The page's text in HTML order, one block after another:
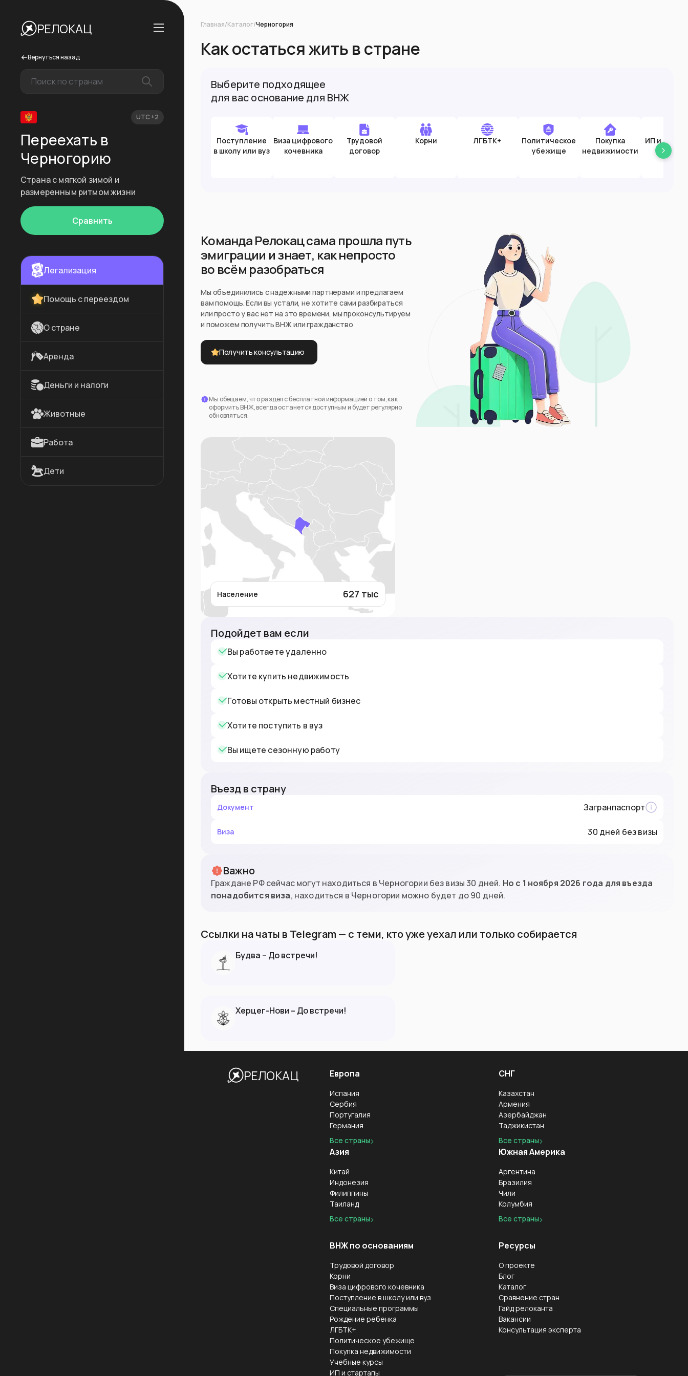
РЕЛОКАЦ
Вернуться назад
UTC +2
Переехать в
Черногорию
Страна с мягкой зимой и
размеренным ритмом жизни
Сравнить
Легализация
Помощь с переездом
О стране
Аренда
Деньги и налоги
Животные
Работа
Дети
Главная/Каталог/Черногория
Как остаться жить в стране
Выберите подходящее
для вас основание для ВНЖ
Поступление
в школу или вуз
Виза цифрового
кочевника
Трудовой
договор
Корни ЛГБТК+
Политическое
убежище
Покупка
недвижимости
ИП и
Команда Релокац сама прошла путь
эмиграции и знает, как непросто
во всём разобраться
Мы объединились с надежными партнерами и предлагаем
вам помощь. Если вы устали, не хотите сами разбираться
или просто у вас нет на это времени, мы проконсультируем
и поможем получить ВНЖ или гражданство
Получить консультацию
Мы обещаем, что раздел с бесплатной информацией о том, как
оформить ВНЖ, всегда останется доступным и будет регулярно
обновляться.
Население 627 тыс
Подойдет вам если
Вы работаете удаленно
Хотите купить недвижимость
Готовы открыть местный бизнес
Хотите поступить в вуз
Вы ищете сезонную работу
Въезд в страну
Документ Загранпаспорт
Виза 30 дней без визы
Важно
Граждане РФ сейчас могут находиться в Черногории без визы 30 дней. Но с 1 ноября 2026 года для въезда
понадобится виза, находиться в Черногории можно будет до 90 дней.
Ссылки на чаты в Telegram — с теми, кто уже уехал или только собирается
Будва – До встречи!
Херцег-Нови – До встречи!
РЕЛОКАЦ Европа
Испания
Сербия
Португалия
Германия
Все страны
Азия
Китай
Индонезия
Филиппины
Таиланд
Все страны
СНГ
Казахстан
Армения
Азербайджан
Таджикистан
Все страны
Южная Америка
Аргентина
Бразилия
Чили
Колумбия
Все страны
ВНЖ по основаниям
Трудовой договор
Корни
Виза цифрового кочевника
Поступление в школу или вуз
Специальные программы
Рождение ребенка
ЛГБТК+
Политическое убежище
Покупка недвижимости
Учебные курсы
ИП и стартапы
Ресурсы
О проекте
Блог
Каталог
Сравнение стран
Гайд релоканта
Вакансии
Консультация эксперта